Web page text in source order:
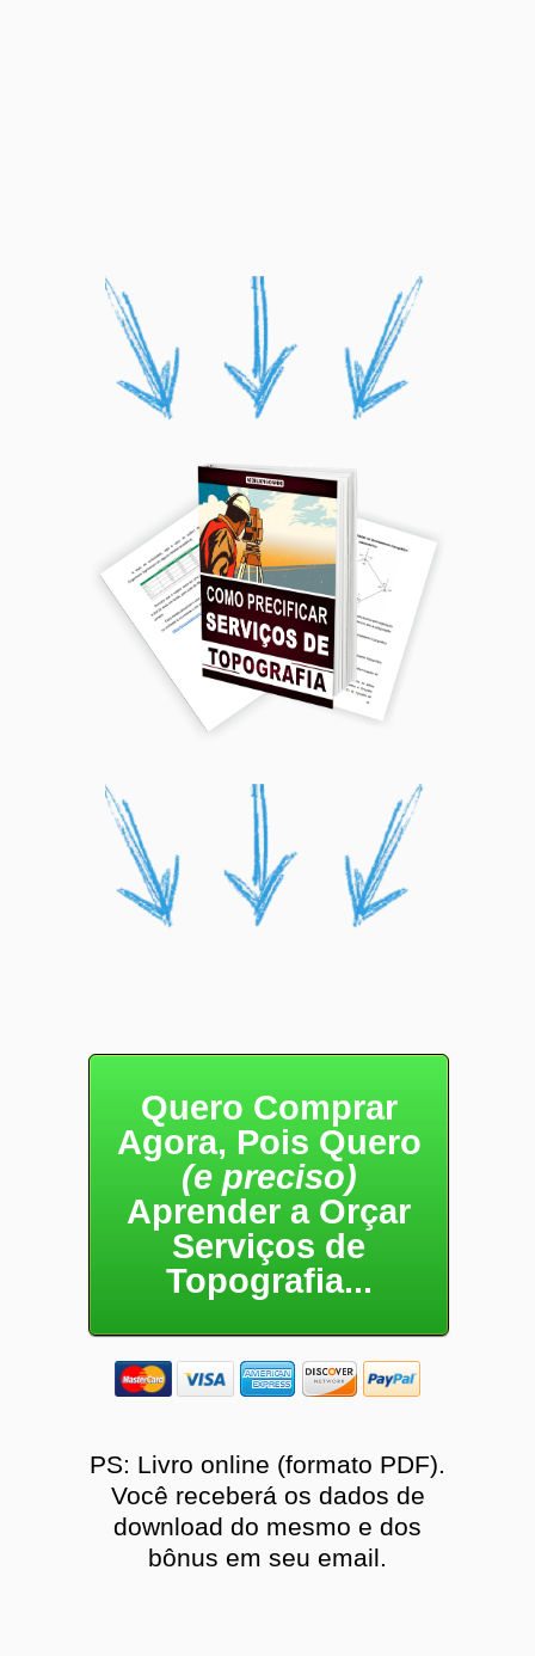
Quero Comprar
Agora, Pois Quero
(e preciso)
Aprender a Orçar
Serviços de
Topografia...
PS: Livro online (formato PDF).
Você receberá os dados de
download do mesmo e dos
bônus em seu email.